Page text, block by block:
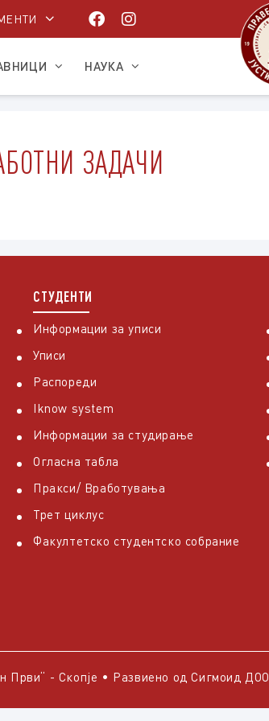
НАУКА
ЗАДАЧИ
СТУДЕНТИ
Информации за уписи
Уписи
Распореди
Iknow system
Информации за студирање
Огласна табла
Пракси/ Вработувања
Трет циклус
Факултетско студентско собрание
Први“ - Скопје • Развиено одСигмоид ДОО